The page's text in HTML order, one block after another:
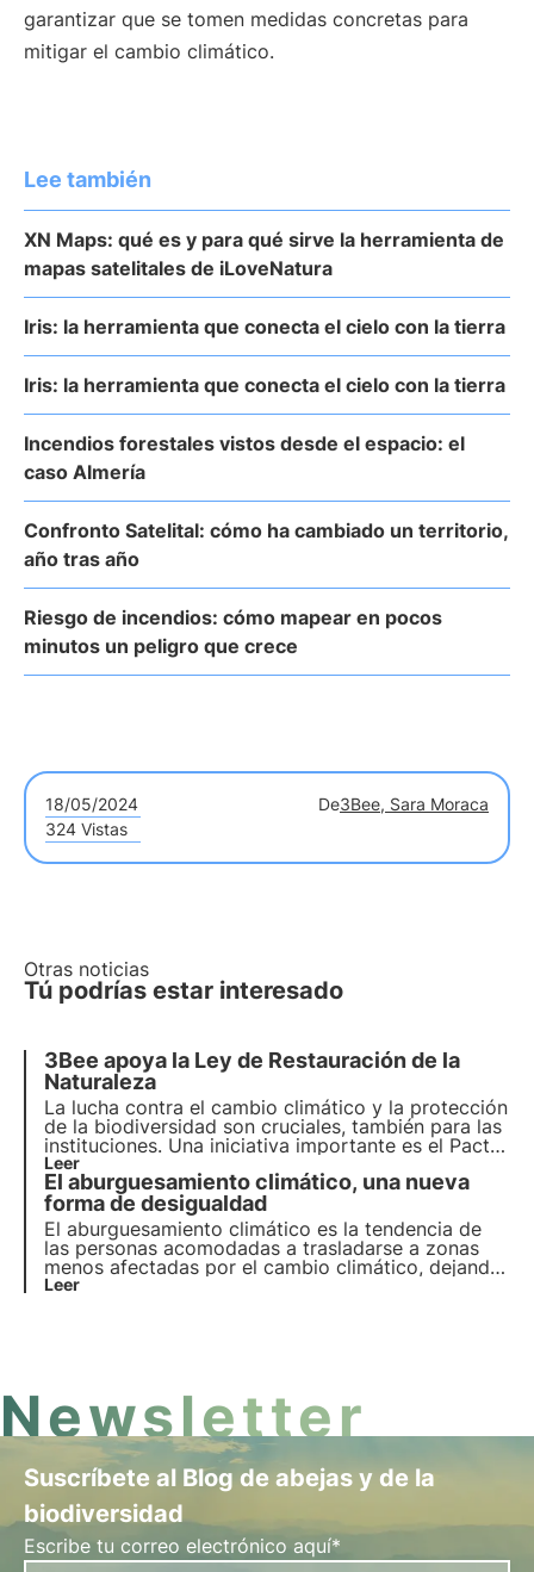
garantizar que se tomen medidas concretas para
mitigar el cambio climático.
Lee también
XN Maps: qué es y para qué sirve la herramienta de
mapas satelitales de iLoveNatura
Iris: la herramienta que conecta el cielo con la tierra
Iris: la herramienta que conecta el cielo con la tierra
Incendios forestales vistos desde el espacio: el
caso Almería
Confronto Satelital: cómo ha cambiado un territorio,
año tras año
Riesgo de incendios: cómo mapear en pocos
minutos un peligro que crece
18/05/2024 De3Bee, Sara Moraca
324 Vistas
Otras noticias
Tú podrías estar interesado
3Bee apoya la Ley de Restauración de la
Naturaleza
La lucha contra el cambio climático y la protección
de la biodiversidad son cruciales, también para las
instituciones. Una iniciativa importante es el Pacto
Verde de la UE, una hoja de ruta integral para el
crecimiento sostenible.La UE vota hoy la Ley de
Restauración de la Naturaleza, destinada a
restaurar los hábitats naturales de Europa.
Leer
El aburguesamiento climático, una nueva
forma de desigualdad
El aburguesamiento climático es la tendencia de
las personas acomodadas a trasladarse a zonas
menos afectadas por el cambio climático, dejando
a quienes no pueden permitirse nada diferente en
Leer
Newsletter
Suscríbete al Blog de abejas y de la
biodiversidad
Escribe tu correo electrónico aquí*